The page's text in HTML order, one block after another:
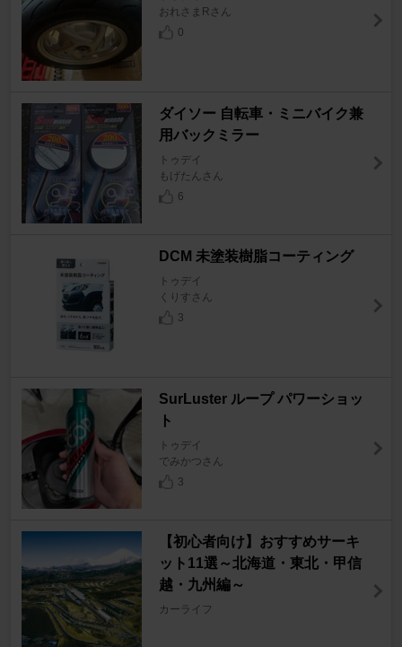
おれさまRさん
0
ダイソー 自転車・ミニバイク兼
用バックミラー
トゥデイ
もげたんさん
6
DCM 未塗装樹脂コーティング
トゥデイ
くりすさん
3
SurLuster ループ パワーショッ
ト
トゥデイ
でみかつさん
3
【初心者向け】おすすめサーキ
ット11選～北海道・東北・甲信
越・九州編～
カーライフ